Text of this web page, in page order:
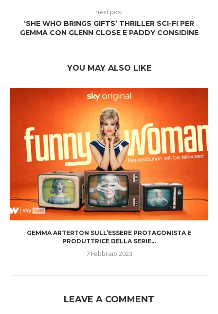
next post
‘SHE WHO BRINGS GIFTS’ THRILLER SCI-FI PER
GEMMA CON GLENN CLOSE E PADDY CONSIDINE
YOU MAY ALSO LIKE
GEMMA ARTERTON SULL’ESSERE PROTAGONISTA E
PRODUTTRICE DELLA SERIE...
7 Febbraio 2023
LEAVE A COMMENT